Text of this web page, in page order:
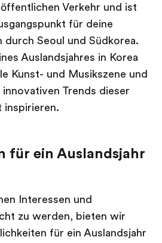
Verkehr und ist
für deine
durch Seoul und Südkorea.
Auslandsjahres in Korea
Kunst- und Musikszene und
innovativen Trends dieser
inspirieren.
für ein Auslandsjahr
Interessen und
zu werden, bieten wir
für ein Auslandsjahr